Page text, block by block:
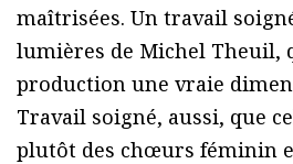
maîtrisées. Un travail
lumières de Michel Theuil,
production une vraie
Travail soigné, aussi, que
plutôt des chœurs féminin